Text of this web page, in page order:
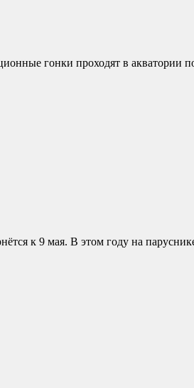
гонки проходят в
к 9 мая. В этом году на